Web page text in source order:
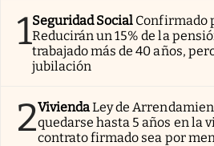
1Seguridad Social Confirmado
Reducirán un 15% de la
trabajado más de 40 años,
jubilación
2ViviendaLey de
quedarse hasta 5 años en la
contrato firmado sea por